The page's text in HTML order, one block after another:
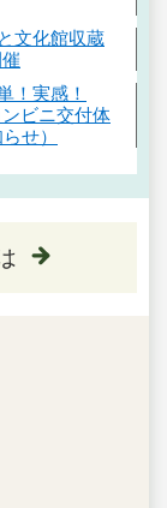
文化館収蔵
！実感！
ビニ交付体
せ）